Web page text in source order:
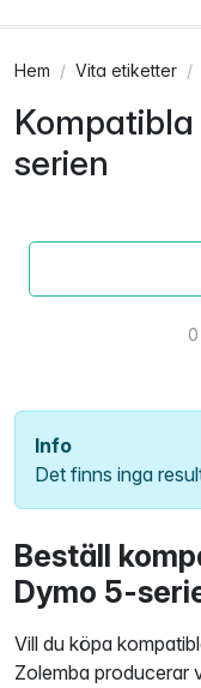
Hem Vita etiketter
serien
0
Info
Det finns inga
Beställ
Dymo 5-
Vill du köpa
Zolemba producerar